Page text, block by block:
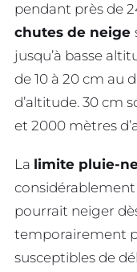
pendant près de
chutes de neige
jusqu’à basse
de 10 à 20 cm au
d’altitude. 30 cm
et 2000 mètres
La limite pluie-
considérablement
pourrait neiger
temporairement
susceptibles de